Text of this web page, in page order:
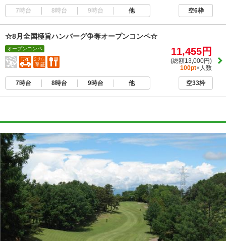
7時台 8時台 9時台 他 空6枠
☆8月全国極旨ハンバーグ争奪オープンコンペ☆
オープンコンペ 11,455円
(総額13,000円)
100pt×人数
7時台 8時台 9時台 他 空33枠